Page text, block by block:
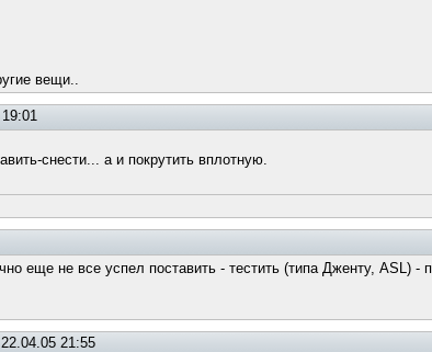
вещи..
снести... а и покрутить вплотную.
еще не все успел поставить - тестить (типа Дженту, ASL)
21:55